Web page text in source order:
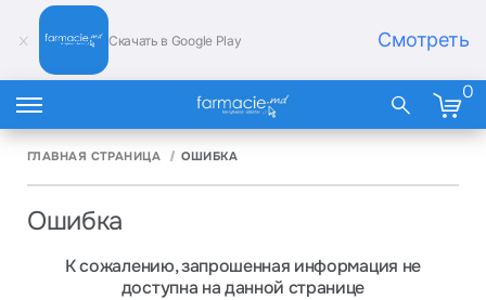
Скачать в Google Play Смотреть
0
ГЛАВНАЯ СТРАНИЦА ОШИБКА
Ошибка
К сожалению, запрошенная информация не
доступна на данной странице